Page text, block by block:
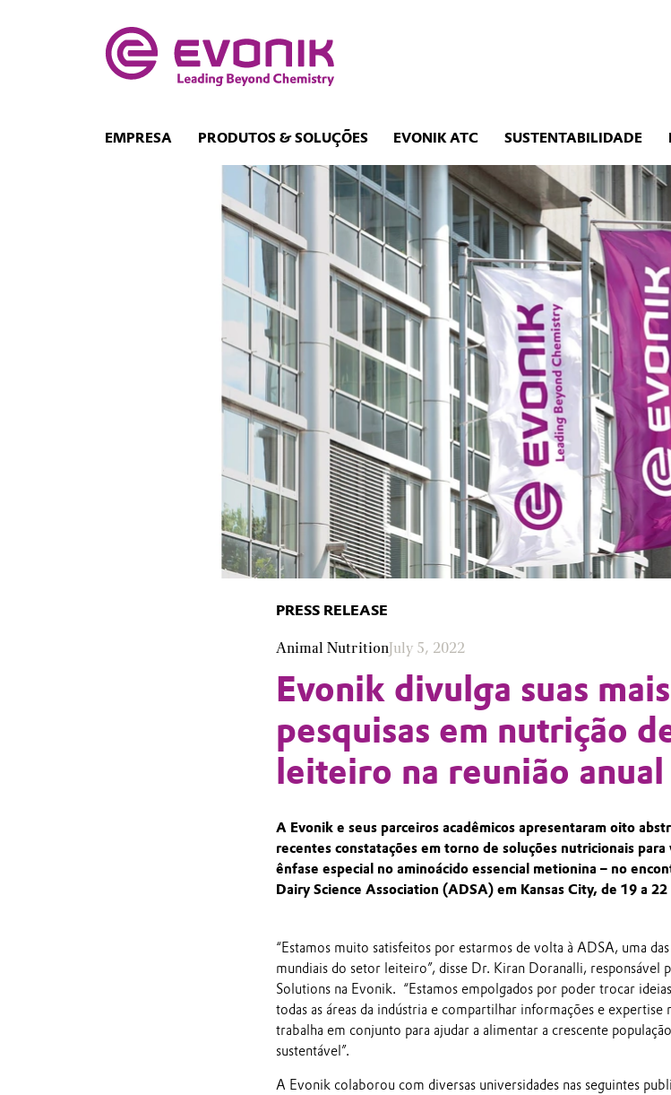
EMPRESA PRODUTOS & SOLUÇÕES EVONIK ATC SUSTENTABILIDADE
PRESS RELEASE
Animal NutritionJuly 5, 2022
Evonik divulga suas
pesquisas em nutrição
leiteiro na reunião
A Evonik e seus parceiros acadêmicos apresentaram oito
recentes constatações em torno de soluções nutricionais para
ênfase especial no aminoácido essencial metionina – no
Dairy Science Association (ADSA) em Kansas City, de 19 a
“Estamos muito satisfeitos por estarmos de volta à ADSA, uma
mundiais do setor leiteiro”, disse Dr. Kiran Doranalli, responsável
Solutions na Evonik. “Estamos empolgados por poder trocar
todas as áreas da indústria e compartilhar informações e expertise
trabalha em conjunto para ajudar a alimentar a crescente
sustentável”.
A Evonik colaborou com diversas universidades nas seguintes